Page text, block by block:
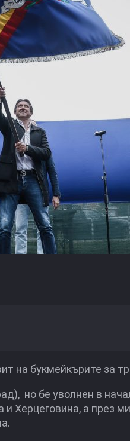
на букмейкърите за
но бе уволнен в
Херцеговина, а през